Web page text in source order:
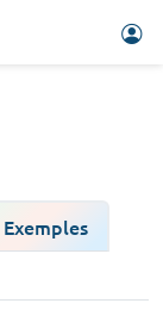
Exemples